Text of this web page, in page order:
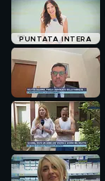
PUNTATA INTERA